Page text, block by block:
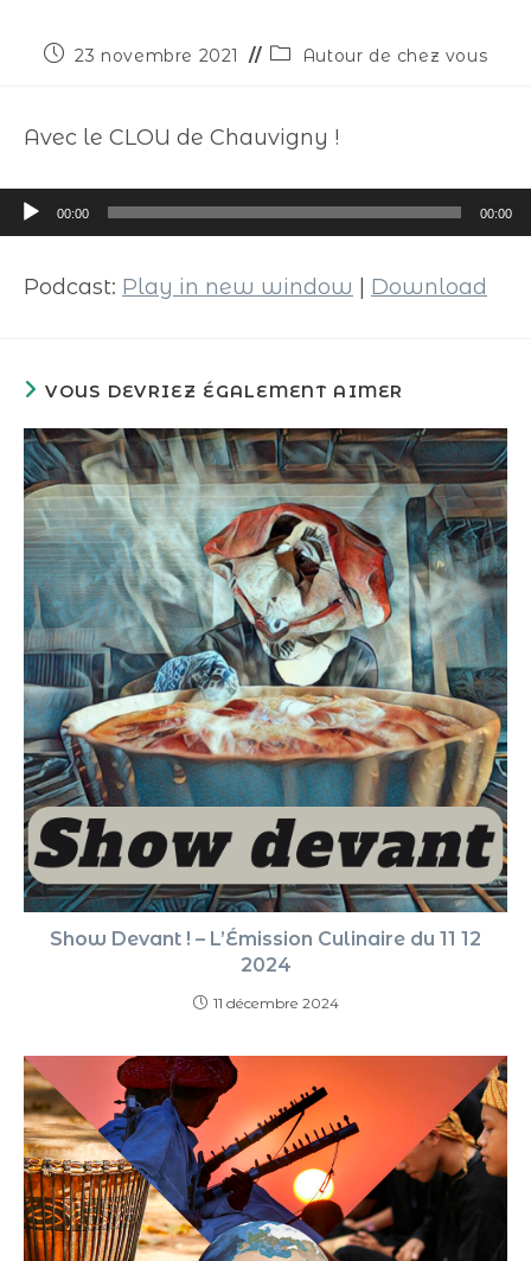
23 novembre 2021 Autour de chez vous
Avec le CLOU de Chauvigny !
Lecteur
audio
00:00 00:00
Podcast: Play in new window Download
VOUS DEVRIEZ ÉGALEMENT AIMER
Show Devant ! – L’Émission Culinaire du 11 12
2024
11 décembre 2024